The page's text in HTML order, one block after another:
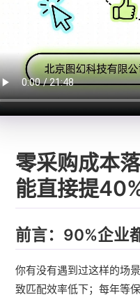
零采购成本
能直接提
前言：90%企业
你有没有遇到过这样的场
致匹配效率低下；每年等